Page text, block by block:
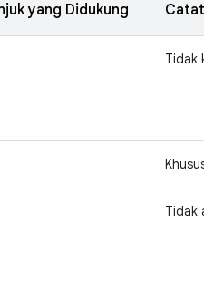
yang Didukung
Tidak
Tidak